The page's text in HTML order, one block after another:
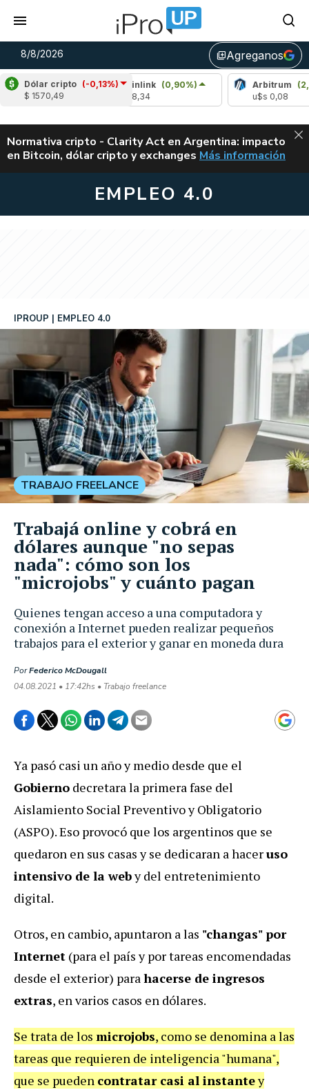
8/8/2026 library_addAgreganos
Dólar cripto (-0,13%)
$ 1570,49
Chainlink (0,90%)
Arbitrum
(2,31%)
ALERTA
Normativa cripto - Clarity Act en Argentina: impacto
en Bitcoin, dólar cripto y exchanges CLARITY ACT EN
Más información
EMPLEO 4.0
Quienes tengan acceso a una computadora y
conexión a Internet pueden realizar pequeños
trabajos para el exterior y ganar en moneda dura
IPROUP EMPLEO 4.0
PorFederico McDougall
04.08.2021 • 17:42hs • Trabajo freelance
TRABAJO FREELANCE
Trabajá online y cobrá en
dólares aunque "no sepas
nada": cómo son los
"microjobs" y cuánto pagan
Ya pasó casi un año y medio desde que el
Gobierno decretara la primera fase del
Aislamiento Social Preventivo y Obligatorio
(ASPO). Eso provocó que los argentinos que se
quedaron en sus casas y se dedicaran a haceruso
intensivo de la weby del entretenimiento
digital.
Otros, en cambio, apuntaron a las "changas" por
Internet (para el país y por tareas encomendadas
desde el exterior) parahacerse de ingresos
extras, en varios casos en dólares.
Se trata de los microjobs, como se denomina a las
tareas que requieren de inteligencia "humana",
que se pueden contratar casi al instantey